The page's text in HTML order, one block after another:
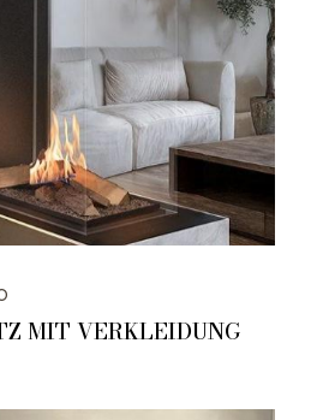
MIT VERKLEIDUNG